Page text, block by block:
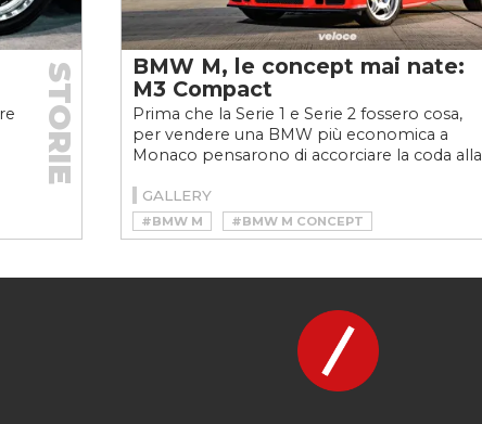
STORIE
BMW M, le concept mai nate:
M3 Compact
Prima che la Serie 1 e Serie 2 fossero cosa,
per vendere una BMW più economica a
Monaco pensarono di accorciare la coda alla
GALLERY
#BMW M
#BMW M CONCEPT
#BMW M LE CONCEPT MAI NATE